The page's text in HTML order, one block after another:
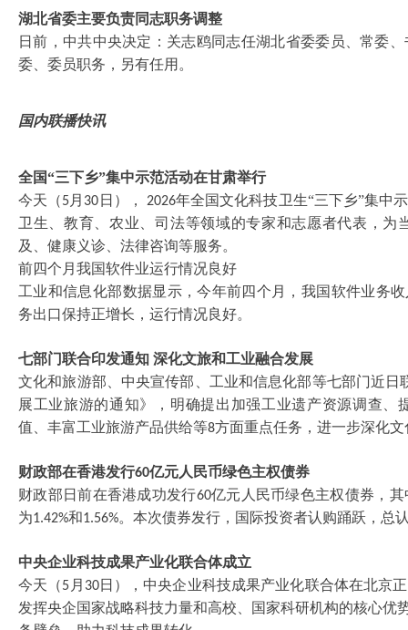
湖北省委主要负责同志职务调整
日前，中共中央决定：关志鸥同志任湖北省委委员、常委
委、委员职务，另有任用。
国内联播快讯
全国“三下乡”集中示范活动在甘肃举行
今天（5月 30 日）， 2026年全国文化科技卫生“三下乡”集中
卫生、教育、农业、司法等领域的专家和志愿者代表，为
及、健康义诊、法律咨询等服务。
前四个月我国软件业运行情况良好
工业和信息化部数据显示，今年前四个月，我国软件业务
务出口保持正增长，运行情况良好。
七部门联合印发通知 深化文旅和工业融合发展
文化和旅游部、中央宣传部、工业和信息化部等七部门近日
展工业旅游的通知》，明确提出加强工业遗产资源调查
值、丰富工业旅游产品供给等8方面重点任务，进一步深化
财政部在香港发行60亿元人民币绿色主权债券
财政部日前在香港成功发行60亿元人民币绿色主权债券，其
为1.42%和1.56%。本次债券发行，国际投资者认购踊跃，总
中央企业科技成果产业化联合体成立
今天（5 月 30日），中央企业科技成果产业化联合体在北京
发挥央企国家战略科技力量和高校、国家科研机构的核心优